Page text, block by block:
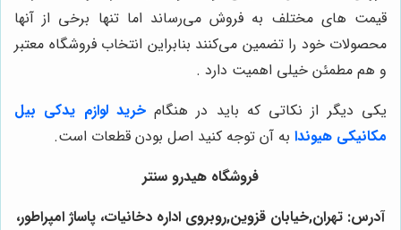
قیمت‌ های مختلف به فروش می‌رساند اما تنها برخی از آنها
محصولات خود را تضمین می‌کنند بنابراین انتخاب فروشگاه معتبر
و هم مطمئن خیلی اهمیت دارد .
یکی دیگر از نکاتی که باید در هنگامخرید لوازم یدکی بیل
مکانیکی هیوندا به آن توجه کنید اصل بودن قطعات است.
فروشگاه هیدرو سنتر
آدرس: تهران,خیابان قزوین,روبروی اداره دخانیات، پاساژ امپراطور،